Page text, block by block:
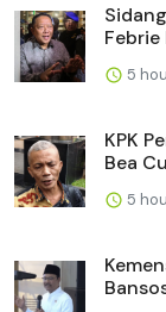
Febrie
5
KPK
Bea
5